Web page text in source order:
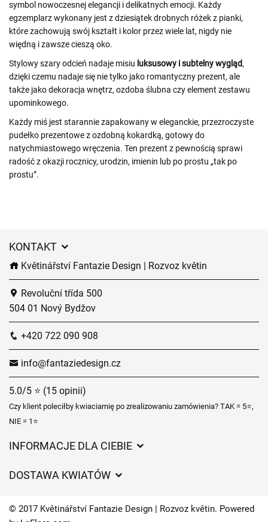
symbol nowoczesnej elegancji i delikatnych emocji. Każdy
egzemplarz wykonany jest z dziesiątek drobnych różek z pianki,
które zachowują swój kształt i kolor przez wiele lat, nigdy nie
więdną i zawsze cieszą oko.
Stylowy szary odcień nadaje misiu luksusowy i subtelny wygląd,
dzięki czemu nadaje się nie tylko jako romantyczny prezent, ale
także jako dekoracja wnętrz, ozdoba ślubna czy element zestawu
upominkowego.
Każdy miś jest starannie zapakowany w eleganckie, przezroczyste
pudełko prezentowe z ozdobną kokardką, gotowy do
natychmiastowego wręczenia. Ten prezent z pewnością sprawi
radość z okazji rocznicy, urodzin, imienin lub po prostu „tak po
prostu”.
KONTAKT
Květinářství Fantazie Design | Rozvoz květin
Revoluční třída 500
504 01 Nový Bydžov
+420 722 090 908
info@fantaziedesign.cz
5.0/5 ⭐ (15 opinii)
Czy klient poleciłby kwiaciarnię po zrealizowaniu zamówienia? TAK = 5⭐,
NIE = 1⭐
INFORMACJE DLA CIEBIE
Czasy dostawy kwiatów – przegląd możliwości
DOSTAWA KWIATÓW
Gdzie dostarczamy kwiaty
© 2017 Květinářství Fantazie Design | Rozvoz květin. Powered